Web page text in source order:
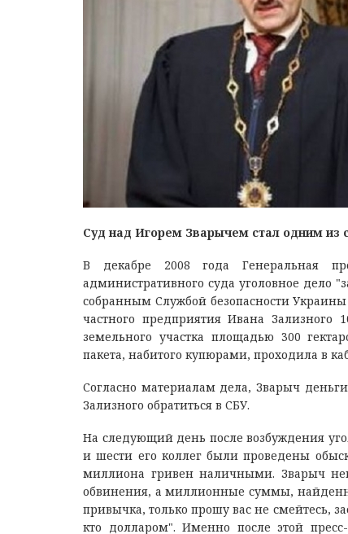
Суд над Игорем Зварычем стал одним из
В декабре 2008 года Генеральная
административного суда уголовное дело
собранным Службой безопасности
частного предприятия Ивана
земельного участка площадью 300
пакета, набитого купюрами, проходила в
Согласно материалам дела, Зварыч
Зализного обратиться в СБУ.
На следующий день после возбуждения
и шести его коллег были проведены
миллиона гривен наличными. Зварыч
обвинения, а миллионные суммы,
привычка, только прошу вас не смейтесь,
кто долларом". Именно после этой